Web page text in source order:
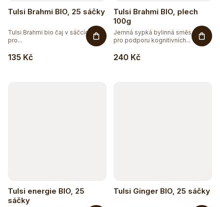
Tulsi Brahmi BIO, 25 sáčky
135 Kč
Tulsi Brahmi bio čaj v sáčcích –
pro...
Tulsi Brahmi BIO, plech
100g
240 Kč
Jemná sypká bylinná směs s Tulsi
pro podporu kognitivních...
Tulsi energie BIO, 25
sáčky
Tulsi Ginger BIO, 25 sáčky